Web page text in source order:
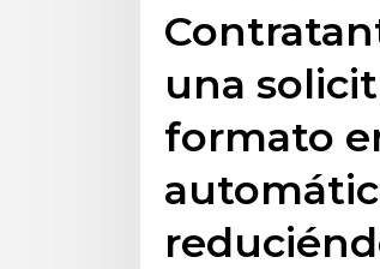
una
formato